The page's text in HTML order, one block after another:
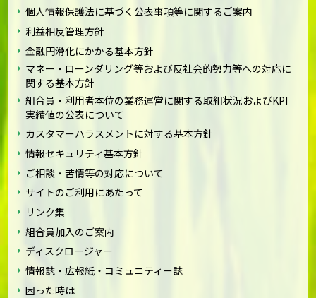
個人情報保護法に基づく公表事項等に関するご案内
利益相反管理方針
金融円滑化にかかる基本方針
マネー・ローンダリング等および反社会的勢力等への対応に
関する基本方針
組合員・利用者本位の業務運営に関する取組状況およびKPI
実績値の公表について
カスタマーハラスメントに対する基本方針
情報セキュリティ基本方針
ご相談・苦情等の対応について
サイトのご利用にあたって
リンク集
組合員加入のご案内
ディスクロージャー
情報誌・広報紙・コミュニティー誌
困った時は